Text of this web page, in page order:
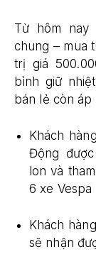
Từ hôm nay
chung – mua
trị giá
bình giữ
bán lẻ còn
Khách
Động
lon và
6 xe Vespa
Khách
sẽ nhận